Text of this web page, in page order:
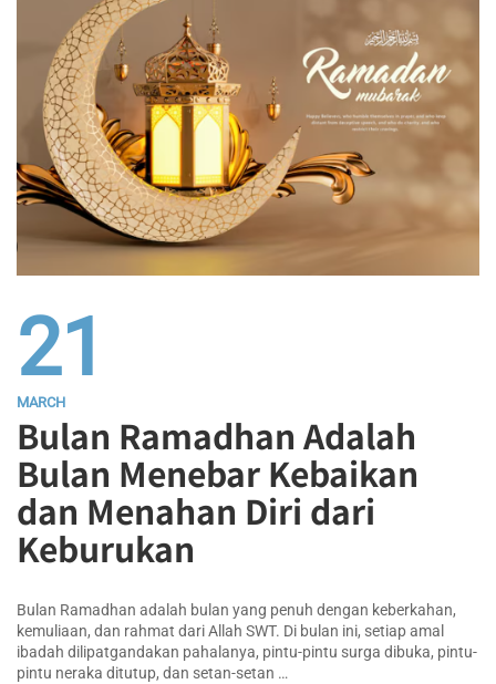
21
MARCH
Bulan Ramadhan Adalah
Bulan Menebar Kebaikan
dan Menahan Diri dari
Keburukan
Bulan Ramadhan adalah bulan yang penuh dengan keberkahan,
kemuliaan, dan rahmat dari Allah SWT. Di bulan ini, setiap amal
ibadah dilipatgandakan pahalanya, pintu-pintu surga dibuka, pintu-
pintu neraka ditutup, dan setan-setan …